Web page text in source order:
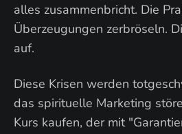
alles zusammenbricht. Die
Überzeugungen zerbröseln.
auf.
Diese Krisen werden
das spirituelle Marketing
Kurs kaufen, der mit